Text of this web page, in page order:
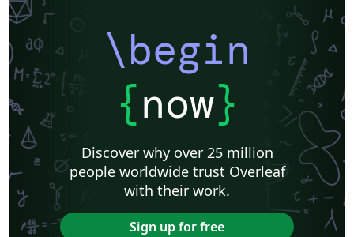
\begin
{now}
Discover why over 25 million
people worldwide trust Overleaf
with their work.
Sign up for free